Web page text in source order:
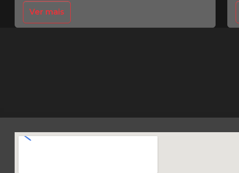
Ver mais